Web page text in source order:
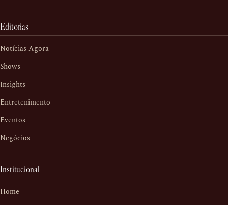
Editorias
Notícias Agora
Shows
Insights
Entretenimento
Eventos
Negócios
Institucional
Home